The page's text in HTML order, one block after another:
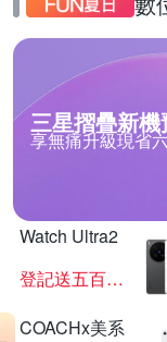
三星摺疊新機
享無痛升級現省
Watch Ultra2
登記送五百超贈點
COACHx美系